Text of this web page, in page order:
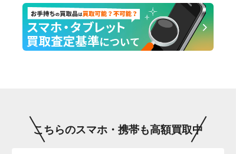
こちらのスマホ・携帯も高額買取中